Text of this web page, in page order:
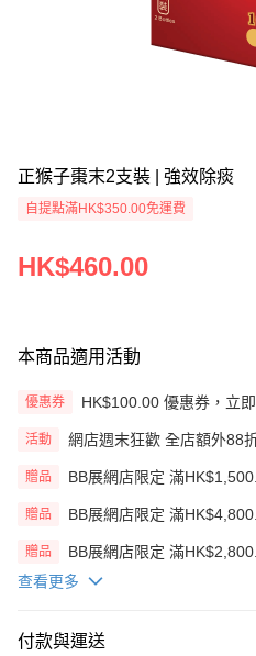
正猴子棗末2支裝 | 強效除痰
自提點滿HK$350.00免運費
HK$460.00
本商品適用活動
優惠券 HK$100.00 優惠券，立
活動 網店週末狂歡 全店額外88
贈品
BB展網店限定 滿
贈品
BB展網店限定 滿
贈品
BB展網店限定 滿
品)(送完即止)
查看更多
付款與運送